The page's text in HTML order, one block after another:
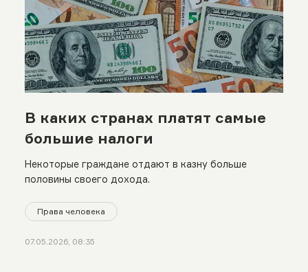
В каких странах платят самые
большие налоги
Некоторые граждане отдают в казну больше
половины своего дохода.
Права человека
07.05.2026, 08:35